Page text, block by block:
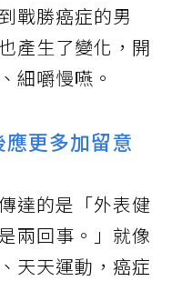
戰勝癌症的男
產生了變化，開
細嚼慢嚥。
更多加留意
達的是「外表健
兩回事。」就像
天天運動，癌症